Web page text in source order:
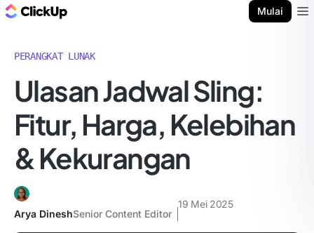
Mulai
PERANGKAT LUNAK
Ulasan Jadwal Sling:
Fitur, Harga, Kelebihan
& Kekurangan
Arya DineshSenior Content Editor
19 Mei 2025